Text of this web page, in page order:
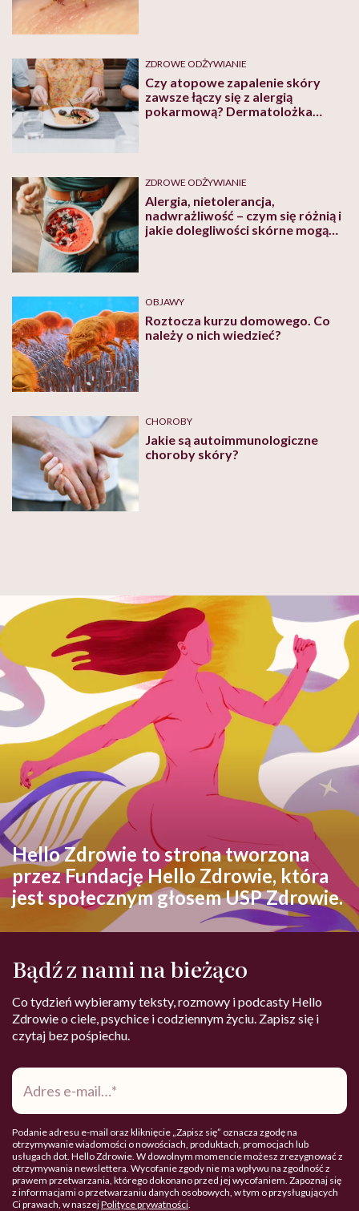
ZDROWE ODŻYWIANIE
Czy atopowe zapalenie skóry
zawsze łączy się z alergią
pokarmową? Dermatolożka
ZDROWE ODŻYWIANIE
Alergia, nietolerancja,
nadwrażliwość – czym się różnią i
jakie dolegliwości skórne mogą
OBJAWY
Roztocza kurzu domowego. Co
należy o nich wiedzieć?
CHOROBY
Jakie są autoimmunologiczne
choroby skóry?
Hello Zdrowie to strona tworzona
przez Fundację Hello Zdrowie, która
jest społecznym głosem USP Zdrowie.
Bądź z nami na bieżąco
Co tydzień wybieramy teksty, rozmowy i podcasty Hello
Zdrowie o ciele, psychice i codziennym życiu. Zapisz się i
czytaj bez pośpiechu.
Adres
mail*
Podanie adresu e-mail oraz kliknięcie „Zapisz się” oznacza zgodę na
otrzymywanie wiadomości o nowościach, produktach, promocjach lub
usługach dot. Hello Zdrowie. W dowolnym momencie możesz zrezygnować z
otrzymywania newslettera. Wycofanie zgody nie ma wpływu na zgodność z
prawem przetwarzania, którego dokonano przed jej wycofaniem. Zapoznaj się
z informacjami o przetwarzaniu danych osobowych, w tym o przysługujących
Ci prawach, w naszejPolityce prywatności